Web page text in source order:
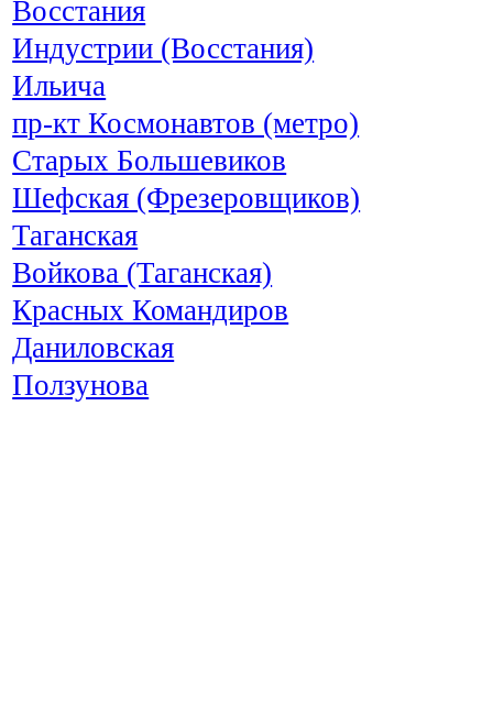
Восстания
Индустрии (Восстания)
Ильича
пр-кт Космонавтов (метро)
Старых Большевиков
Шефская (Фрезеровщиков)
Таганская
Войкова (Таганская)
Красных Командиров
Даниловская
Ползунова